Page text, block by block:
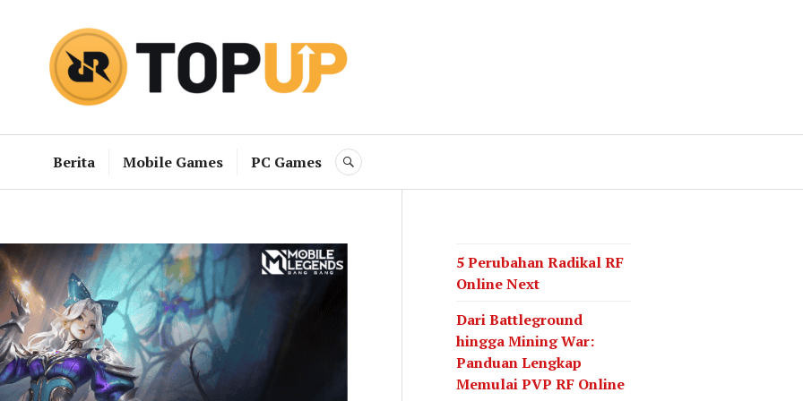
RRQ Topup Blog
Berita Mobile Games PC Games SEARCH
5 Perubahan Radikal RF
Online Next
Dari Battleground
hingga Mining War:
Panduan Lengkap
Memulai PVP RF Online